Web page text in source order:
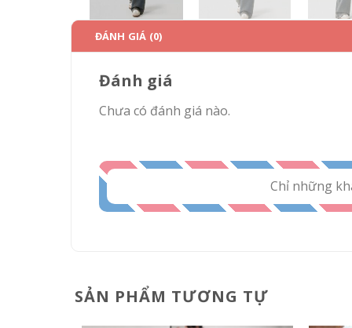
ĐÁNH GIÁ (0)
Đánh giá
Chưa có đánh giá nào.
Chỉ những
SẢN PHẨM TƯƠNG TỰ